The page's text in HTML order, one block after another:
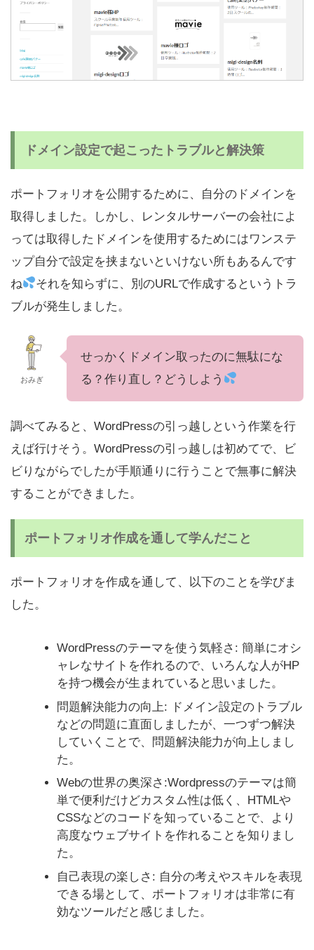
ドメイン設定で起こったトラブルと解決策
ポートフォリオを公開するために、自分のドメインを
取得しました。しかし、レンタルサーバーの会社によ
っては取得したドメインを使用するためにはワンステ
ップ自分で設定を挟まないといけない所もあるんです
ね
それを知らずに、別のURLで作成するというトラ
ブルが発生しました。
おみぎ
せっかくドメイン取ったのに無駄にな
る？作り直し？どうしよう
調べてみると、WordPressの引っ越しという作業を行
えば行けそう。WordPressの引っ越しは初めてで、ビ
ビりながらでしたが手順通りに行うことで無事に解決
することができました。
ポートフォリオ作成を通して学んだこと
ポートフォリオを作成を通して、以下のことを学びま
した。
WordPressのテーマを使う気軽さ: 簡単にオシ
ャレなサイトを作れるので、いろんな人がHP
を持つ機会が生まれていると思いました。
問題解決能力の向上: ドメイン設定のトラブル
などの問題に直面しましたが、一つずつ解決
していくことで、問題解決能力が向上しまし
た。
Webの世界の奥深さ:Wordpressのテーマは簡
単で便利だけどカスタム性は低く、HTMLや
CSSなどのコードを知っていることで、より
高度なウェブサイトを作れることを知りまし
た。
自己表現の楽しさ: 自分の考えやスキルを表現
できる場として、ポートフォリオは非常に有
効なツールだと感じました。